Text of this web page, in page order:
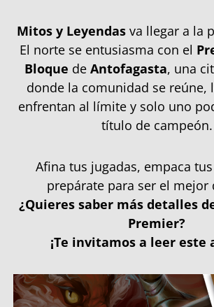
Mitos y Leyendasva llegar a la
El norte se entusiasma con el
Bloque de Antofagasta, una
donde la comunidad se reúne,
enfrentan al límite y solo uno
título de campeón.
Afina tus jugadas, empaca
prepárate para ser el mejor
¿Quieres saber más detalles
Premier?
¡Te invitamos a leer este